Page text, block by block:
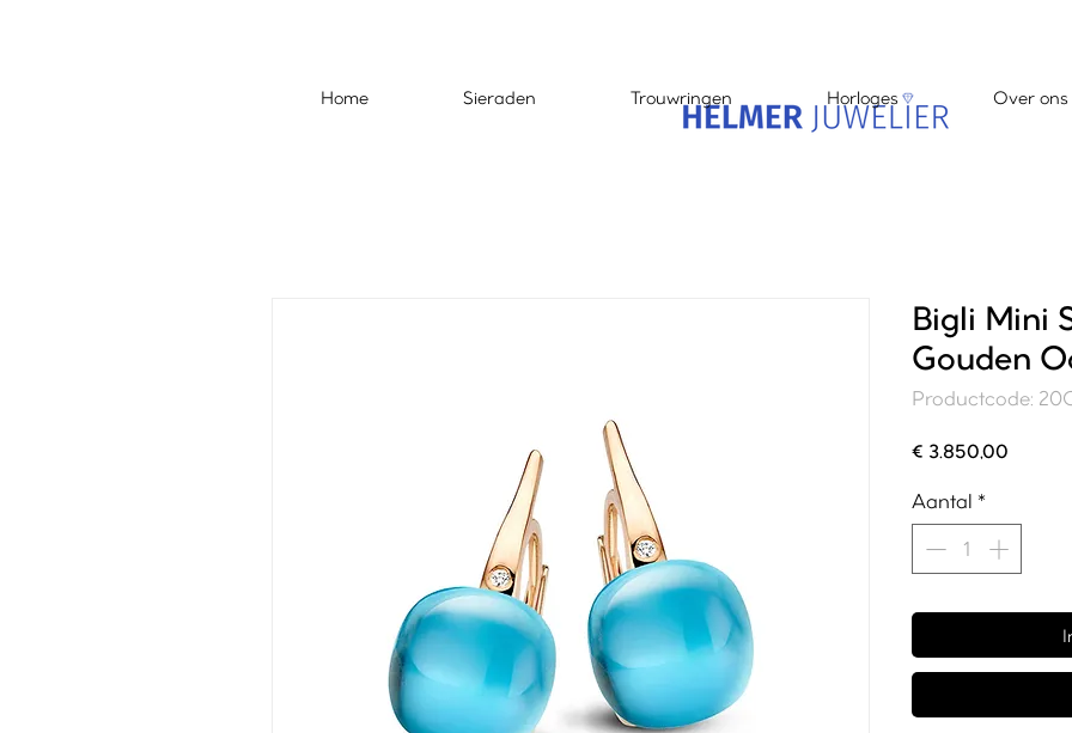
Home Sieraden Trouwringen Horloges Over ons
Bigli Mini
Gouden
Productcode:
€ 3.850,00
Aantal *